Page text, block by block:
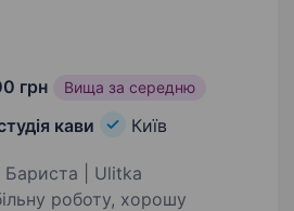
грн Вища за середню
кави Київ
роботу, хорошу